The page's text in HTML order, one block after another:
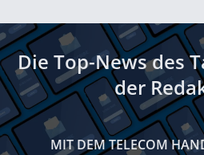
Die Top-News des
der
MIT DEM TELECOM